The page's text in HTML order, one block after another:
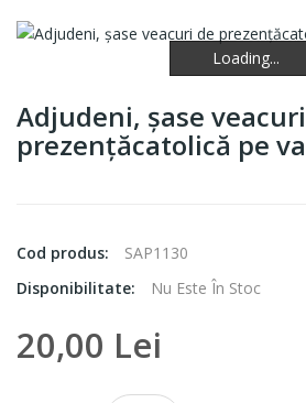
Loading...
Loading...
Loading...
Adjudeni, șase
prezențăcatolică pe
Cod produs:
SAP1130
Disponibilitate:
Nu Este În Stoc
20,00 Lei